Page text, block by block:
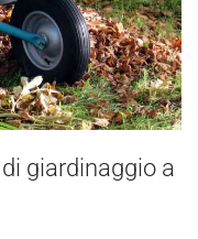
giardinaggio a